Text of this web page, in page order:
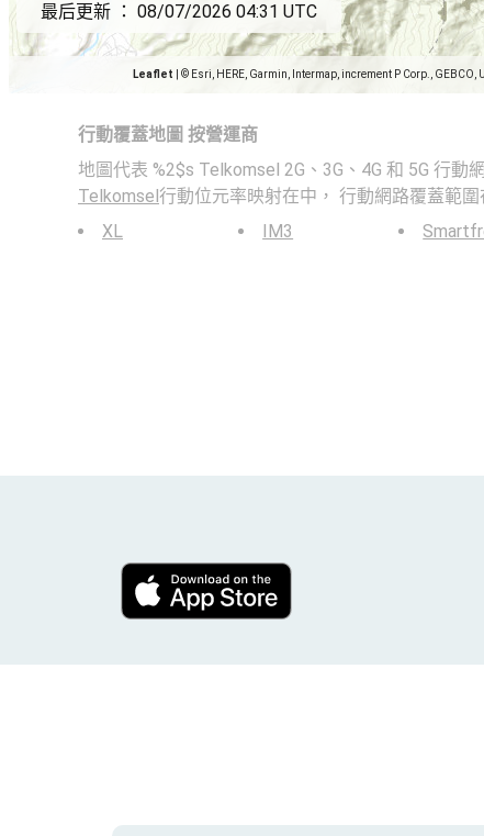
Leaflet © Esri, HERE, Garmin, Intermap, increment P Corp., GEBCO,
最后更新 ： 08/07/2026 04:31 UTC
行動覆蓋地圖 按營運商
地圖代表 %2$s Telkomsel 2G、3G、4G 和 5G 行動
Telkomsel行動位元率映射在中， 行動網路覆蓋範圍
XL
IM3